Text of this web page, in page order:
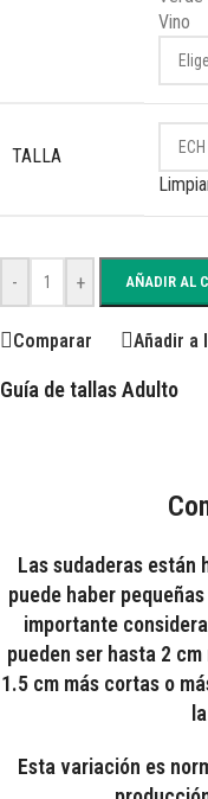
Vino
TALLA
- + AÑADIR AL
Comparar Añadir a
Guía de tallas Adulto
Las sudaderas están
puede haber
importante
pueden ser hasta 2
1.5 cm más cortas o
Esta variación es